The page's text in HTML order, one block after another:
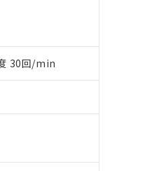
30回/min
とは異なる場合があることを
はお客様担当のオムロン制御
ワーク
」をご確認ください。
者に漏洩または開示しないよ
だくには、I-Webメンバーズ
トについて、当社および当社
確認しています。
あります。
ポリ臭化ジフェニルエーテル類) :
BBP(フタル酸ブチルベンジル) :
を示します。
、環境に深刻な影響を及ぼさ
違法に輸出されないよう必要
器またはその他武器並びにこ
よび3の内容を当該第三者に
出するおそれがある場合は、
先、またはお客様担当のオム
機種